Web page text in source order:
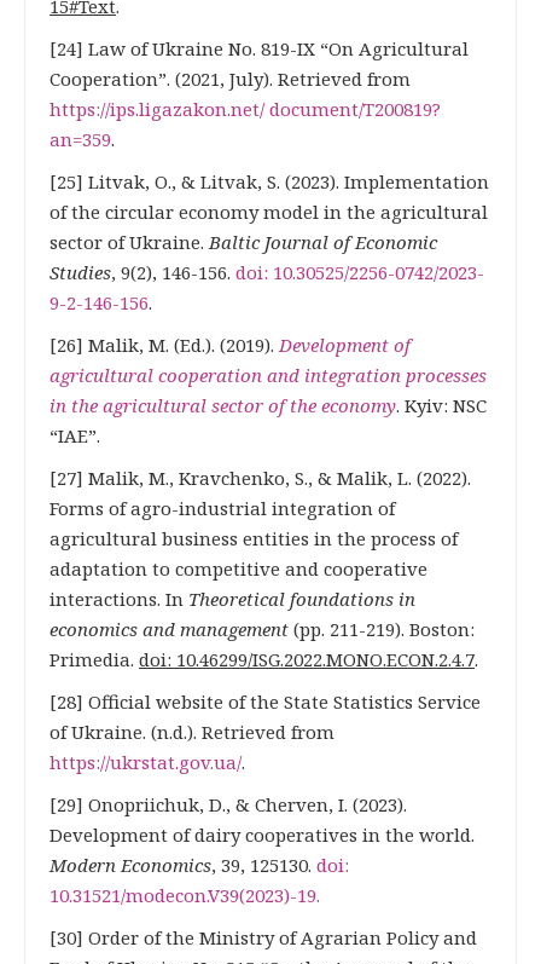
15#Text.
[24] Law of Ukraine No. 819-IX “On Agricultural
Cooperation”. (2021, July). Retrieved from
https://ips.ligazakon.net/document/T200819?
an=359.
[25] Litvak, O., & Litvak, S. (2023). Implementation
of the circular economy model in the agricultural
sector of Ukraine.Baltic Journal of Economic
Studies, 9(2), 146-156. doi: 10.30525/2256-0742/2023-
9-2-146-156.
[26] Malik, M. (Ed.). (2019).Development of
agricultural cooperation and integration processes
in the agricultural sector of the economy. Kyiv: NSC
“IAE”.
[27] Malik, M., Kravchenko, S., & Malik, L. (2022).
Forms of agro-industrial integration of
agricultural business entities in the process of
adaptation to competitive and cooperative
interactions. In Theoretical foundations in
economics and management (pp. 211-219). Boston:
Primedia. doi: 10.46299/ISG.2022.MONO.ECON.2.4.7.
[28] Official website of the State Statistics Service
of Ukraine. (n.d.). Retrieved from
https://ukrstat.gov.ua/.
[29] Onopriichuk, D., & Cherven, I. (2023).
Development of dairy cooperatives in the world.
Modern Economics, 39, 125130. doi:
10.31521/modecon.V39(2023)-19.
[30] Order of the Ministry of Agrarian Policy and